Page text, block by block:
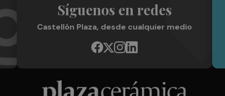
Síguenos en redes
Castellón Plaza, desde cualquier medio